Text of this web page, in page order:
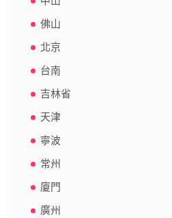
佛山
北京
台南
吉林省
天津
寧波
常州
廈門
廣州